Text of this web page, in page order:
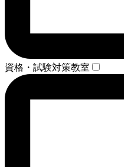
資格・試験対策教室